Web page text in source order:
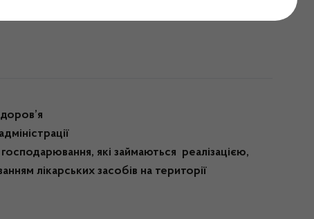
господарювання, які займаються реалізацією,
лікарських засобів на території